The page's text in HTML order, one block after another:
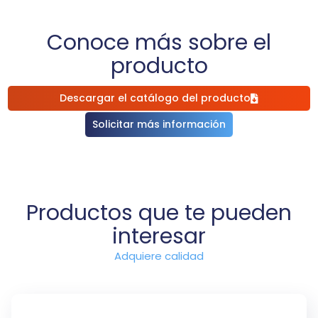
que aseguran una larga vida útil
y un mantenimiento mínimo.
Conoce más sobre el
producto
Descargar el catálogo del producto
Solicitar más información
Productos que te pueden
interesar
Adquiere calidad